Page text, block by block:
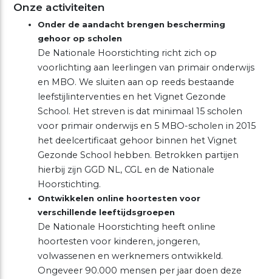
Onze activiteiten
Onder de aandacht brengen bescherming
gehoor op scholen
De Nationale Hoorstichting richt zich op
voorlichting aan leerlingen van primair onderwijs
en MBO. We sluiten aan op reeds bestaande
leefstijlinterventies en het Vignet Gezonde
School. Het streven is dat minimaal 15 scholen
voor primair onderwijs en 5 MBO-scholen in 2015
het deelcertificaat gehoor binnen het Vignet
Gezonde School hebben. Betrokken partijen
hierbij zijn GGD NL, CGL en de Nationale
Hoorstichting.
Ontwikkelen online hoortesten voor
verschillende leeftijdsgroepen
De Nationale Hoorstichting heeft online
hoortesten voor kinderen, jongeren,
volwassenen en werknemers ontwikkeld.
Ongeveer 90.000 mensen per jaar doen deze